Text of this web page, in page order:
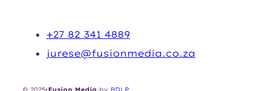
+27 82 341 4889
jurese@fusionmedia.co.za